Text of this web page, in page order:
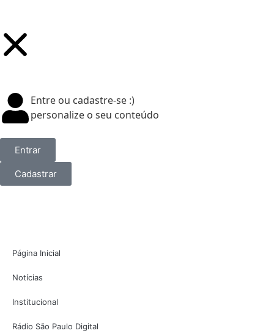
Entre ou cadastre-se :)
personalize o seu conteúdo
Entrar
Cadastrar
Página Inicial
Notícias
Institucional
Rádio São Paulo Digital